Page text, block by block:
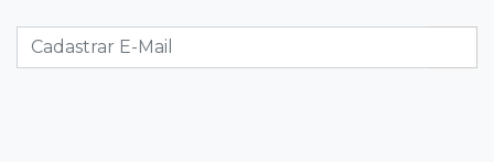
SÁBADO, 08 DE AGOSTO